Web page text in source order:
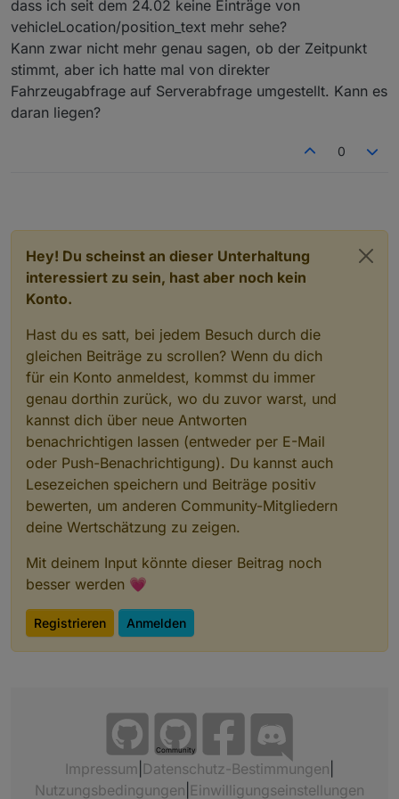
richtig durchgeführt werden.....
haben Testgeräte, die dir sagen
können, ob die 12-V-Batterie hin ist
Hyundai "Fachwerkstatt" denSOCüber die
ODB Schnittstelle ausgelesen und mir als
richtig durchgeführt werden.....
Ja dass ist halt der Unterschied zwischen einer
dass ich seit dem 24.02 keine Einträge von
vehicleLocation/position_text mehr sehe?
Kann zwar nicht mehr genau sagen, ob der Zeitpunkt
stimmt, aber ich hatte mal von direkter
Fahrzeugabfrage auf Serverabfrage umgestellt. Kann es
daran liegen?
0
Hey! Du scheinst an dieser Unterhaltung
interessiert zu sein, hast aber noch kein
Konto.
Hast du es satt, bei jedem Besuch durch die
gleichen Beiträge zu scrollen? Wenn du dich
für ein Konto anmeldest, kommst du immer
genau dorthin zurück, wo du zuvor warst, und
kannst dich über neue Antworten
benachrichtigen lassen (entweder per E-Mail
oder Push-Benachrichtigung). Du kannst auch
Lesezeichen speichern und Beiträge positiv
bewerten, um anderen Community-Mitgliedern
deine Wertschätzung zu zeigen.
Mit deinem Input könnte dieser Beitrag noch
besser werden 💗
Registrieren Anmelden
Community
Impressum Datenschutz-Bestimmungen
Nutzungsbedingungen Einwilligungseinstellungen